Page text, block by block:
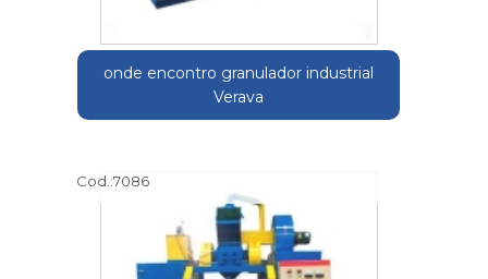
onde encontro granulador industrial
Verava
Cod.:7086